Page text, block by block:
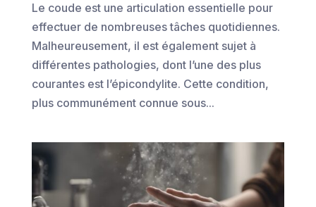
Le coude est une articulation essentielle pour
effectuer de nombreuses tâches quotidiennes.
Malheureusement, il est également sujet à
différentes pathologies, dont l’une des plus
courantes est l’épicondylite. Cette condition,
plus communément connue sous...